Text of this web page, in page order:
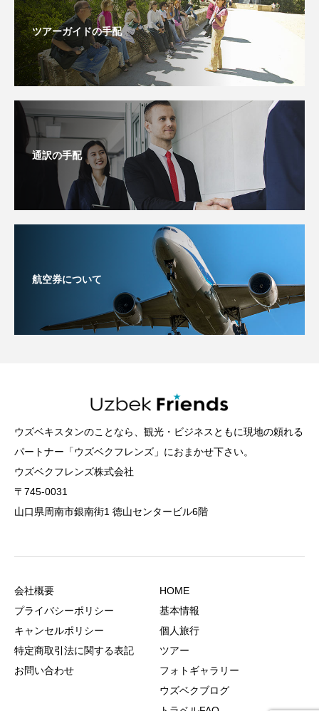
ツアーガイドの手配
通訳の手配
航空券について
ウズベキスタンのことなら、観光・ビジネスともに現地の頼れる
パートナー「ウズベクフレンズ」におまかせ下さい。
ウズベクフレンズ株式会社
〒745-0031
山口県周南市銀南街1 徳山センタービル6階
会社概要
プライバシーポリシー
キャンセルポリシー
特定商取引法に関する表記
お問い合わせ
HOME
基本情報
個人旅行
ツアー
フォトギャラリー
ウズベクブログ